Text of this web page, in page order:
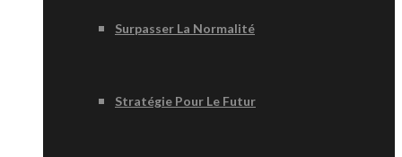
Surpasser La Normalité
Stratégie Pour Le Futur